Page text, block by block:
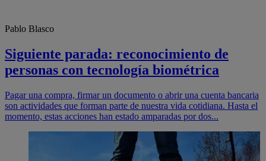
Pablo Blasco
Siguiente parada: reconocimiento de
personas con tecnología biométrica
Pagar una compra, firmar un documento o abrir una cuenta bancaria
son actividades que forman parte de nuestra vida cotidiana. Hasta el
momento, estas acciones han estado amparadas por dos...